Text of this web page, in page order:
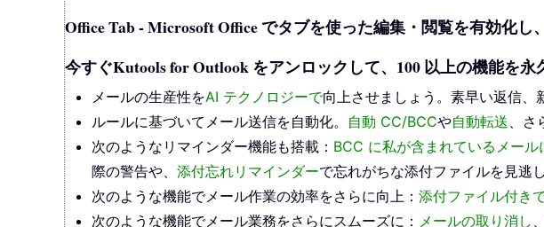
Office Tab - Microsoft Office でタブを使った編集・閲覧を有効化し
今すぐKutools for Outlook をアンロックして、100 以上の機能を永
メールの生産性をAI テクノロジーで向上させましょう。素早い返信、
ルールに基づいてメール送信を自動化。 自動 CC/BCCや自動転送、さ
次のようなリマインダー機能も搭載： BCC に私が含まれているメー
際の警告や、 添付忘れリマインダーで忘れがちな添付ファイルを見逃
次のような機能でメール作業の効率をさらに向上： 添付ファイル付き
次のような機能でメール業務をさらにスムーズに： メールの取り消し 、